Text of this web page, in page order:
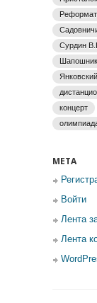
Сурдин
концерт
МЕТА
Войти
Лента
Лента